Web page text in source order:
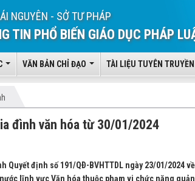
NGUYÊN - SỞ TƯ PHÁP
TIN PHỔ BIẾN GIÁO DỤC PHÁP
VĂN BẢN CHỈ ĐẠO TÀI LIỆU TUYÊN TRUYỀN
đình văn hóa từ 30/01/2024
Quyết định số 191/QÐ-BVHTTDL ngày 23/01/2024
lĩnh vực Văn hóa thuộc phạm vi chức năng quản